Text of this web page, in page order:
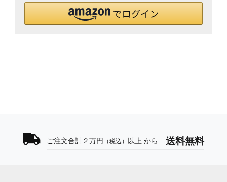
ご注文合計２万円 （税込） 以上 から 送料無料